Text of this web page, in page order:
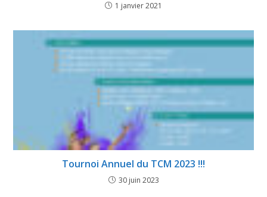
1 janvier 2021
Tournoi Annuel du TCM 2023 !!!
30 juin 2023